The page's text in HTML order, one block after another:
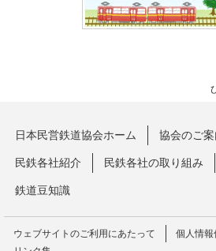
日本民営鉄道協会ホーム 協会のご案
民鉄各社紹介 民鉄各社の取り組み
鉄道豆知識
ウェブサイトのご利用にあたって 個人情